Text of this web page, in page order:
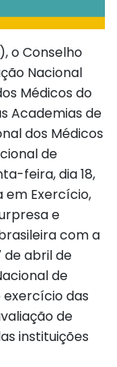
o Conselho
Nacional
Médicos do
Academias de
dos Médicos
de
feira, dia 18,
em Exercício,
e
com a
de abril de
de
exercício das
de
instituições